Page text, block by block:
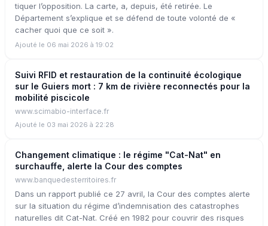
tiquer l’opposition. La carte, a, depuis, été retirée. Le
Département s’explique et se défend de toute volonté de «
cacher quoi que ce soit ».
Ajouté le 06 mai 2026 à 19:02
Suivi RFID et restauration de la continuité écologique
sur le Guiers mort : 7 km de rivière reconnectés pour la
mobilité piscicole
www.scimabio-interface.fr
Ajouté le 03 mai 2026 à 22:28
Changement climatique : le régime "Cat-Nat" en
surchauffe, alerte la Cour des comptes
www.banquedesterritoires.fr
Dans un rapport publié ce 27 avril, la Cour des comptes alerte
sur la situation du régime d’indemnisation des catastrophes
naturelles dit Cat-Nat. Créé en 1982 pour couvrir des risques